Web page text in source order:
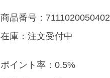
商品番号： 7111020050402
在庫： 注文受付中
ポイント率： 0.5%